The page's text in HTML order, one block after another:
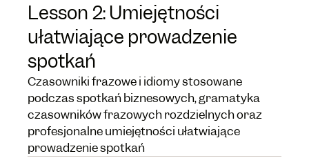
Lesson 2: Umiejętności
ułatwiające prowadzenie
spotkań
Czasowniki frazowe i idiomy stosowane
podczas spotkań biznesowych, gramatyka
czasowników frazowych rozdzielnych oraz
profesjonalne umiejętności ułatwiające
prowadzenie spotkań